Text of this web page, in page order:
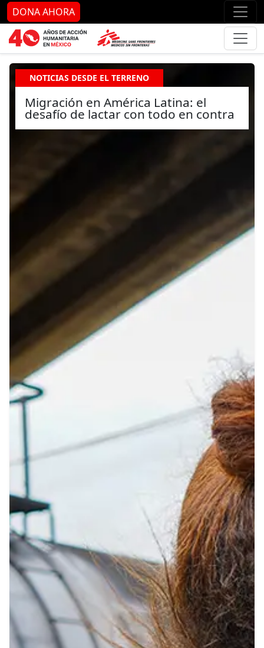
Ir al contenido principal Ir
DONA AHORA
NOTICIAS DESDE EL TERRENO
Migración en América Latina: el
desafío de lactar con todo en contra